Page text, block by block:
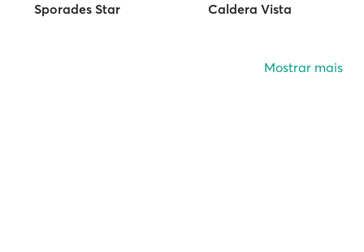
Sporades Star Caldera Vista
Mostrar mais